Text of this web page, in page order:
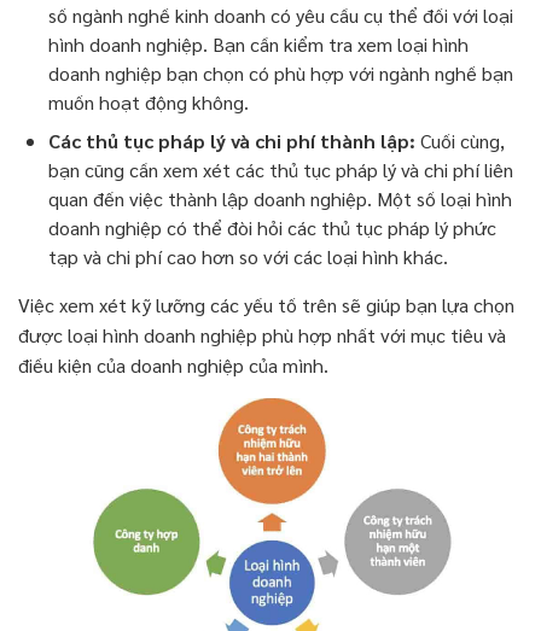
số ngành nghề kinh doanh có yêu cầu cụ thể đối với loại
hình doanh nghiệp. Bạn cần kiểm tra xem loại hình
doanh nghiệp bạn chọn có phù hợp với ngành nghề bạn
muốn hoạt động không.
Các thủ tục pháp lý và chi phí thành lập: Cuối cùng,
bạn cũng cần xem xét các thủ tục pháp lý và chi phí liên
quan đến việc thành lập doanh nghiệp. Một số loại hình
doanh nghiệp có thể đòi hỏi các thủ tục pháp lý phức
tạp và chi phí cao hơn so với các loại hình khác.
Việc xem xét kỹ lưỡng các yếu tố trên sẽ giúp bạn lựa chọn
được loại hình doanh nghiệp phù hợp nhất với mục tiêu và
điều kiện của doanh nghiệp của mình.